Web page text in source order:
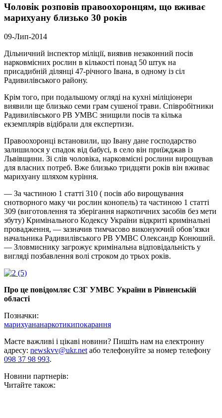
Чоловік розповів правоохоронцям, що вживає
марихуану близько 30 років
09-Лип-2014
Дільничний інспектор міліції, виявив незаконний посів
нарковмісних рослин в кількості понад 50 штук на
присадибній ділянці 47-річного Івана, в одному із сіл
Радивилівського району.
Крім того, при подальшому огляді на кухні міліціонери
виявили ще близько семи грам сушеної трави. Співробітники
Радивилівського РВ УМВС знищили посів та кілька
екземплярів відібрали для експертизи.
Правоохоронці встановили, що Івану дане господарство
залишилося у спадок від бабусі, в село він приїжджав із
Львівщини. Зі слів чоловіка, нарковмісні рослини вирощував
для власних потреб. Вже близько тридцяти років він вживає
марихуану шляхом куріння.
— За частиною 1 статті 310 ( посів або вирощування
снотворного маку чи рослин конопель) та частиною 1 статті
309 (виготовлення та зберігання наркотичних засобів без мети
збуту) Кримінального Кодексу України відкриті кримінальні
провадження, — зазначив тимчасово виконуючий обов’язки
начальника Радивилівського РВ УМВС Олександр Конюший.
— Зловмиснику загрожує кримінальна відповідальність у
вигляді позбавлення волі строком до трьох років.
Про це повідомляє СЗГ УМВС України в Рівненській
області
Позначки:
марихуананаркотикипокарання
Маєте важливі і цікаві новини? Пишіть нам на електронну
адресу: newskvv@ukr.netабо телефонуйте за номер телефону
098 37 98 993.
Новини партнерів:
Читайте також: